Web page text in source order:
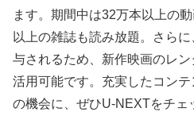
ます。期間中は32万本以上の
以上の雑誌も読み放題。さら
与されるため、新作映画のレ
活用可能です。充実したコン
の機会に、ぜひU-NEXTをチェ